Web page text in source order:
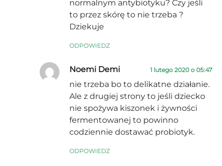
normalnym antybiotyku? Czy jeśli
to przez skórę to nie trzeba ?
Dziekuje
ODPOWIEDZ
Noemi Demi 1 lutego 2020 o 05:47
nie trzeba bo to delikatne działanie.
Ale z drugiej strony to jeśli dziecko
nie spożywa kiszonek i żywności
fermentowanej to powinno
codziennie dostawać probiotyk.
ODPOWIEDZ